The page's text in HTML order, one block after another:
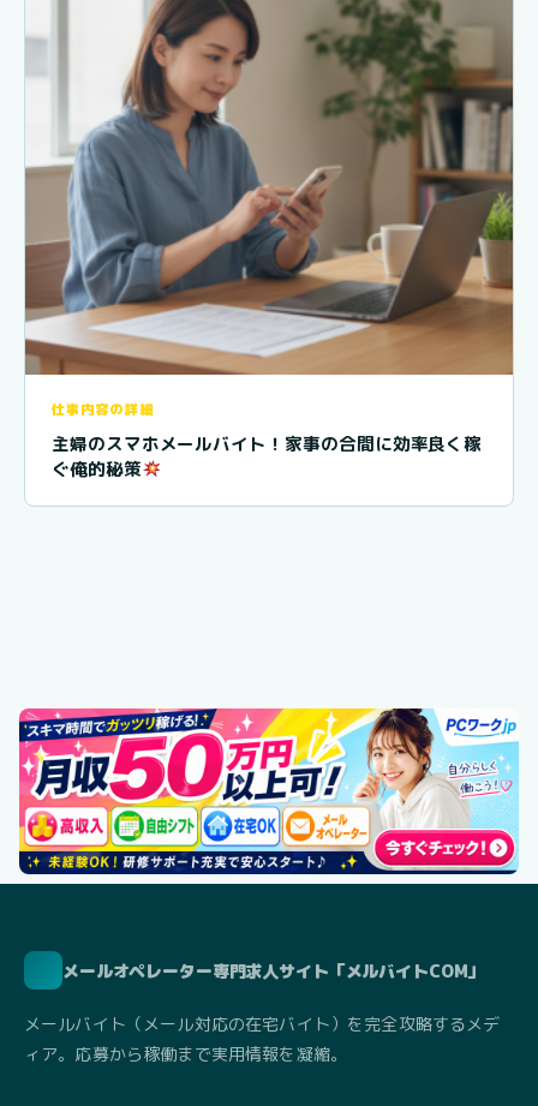
仕事内容の詳細
主婦のスマホメールバイト！家事の合間に効率良く稼
ぐ俺的秘策
メールオペレーター専門求人サイト「メルバイトCOM」
メールバイト（メール対応の在宅バイト）を完全攻略するメデ
ィア。応募から稼働まで実用情報を凝縮。